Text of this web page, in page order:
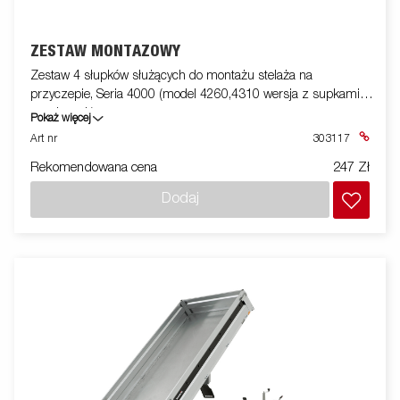
ZESTAW MONTAŻOWY
Zestaw 4 słupków służących do montażu stelaża na
przyczepie, Seria 4000 (model 4260,4310 wersja z supkami
narożnymi )
Pokaż więcej
Art nr
303117
Rekomendowana cena 247 Zł
Dodaj